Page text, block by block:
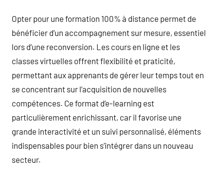
Opter pour une formation 100% à distance permet de
bénéficier d’un accompagnement sur mesure, essentiel
lors d’une reconversion. Les cours en ligne et les
classes virtuelles offrent flexibilité et praticité,
permettant aux apprenants de gérer leur temps tout en
se concentrant sur l’acquisition de nouvelles
compétences. Ce format d’e-learning est
particulièrement enrichissant, car il favorise une
grande interactivité et un suivi personnalisé, éléments
indispensables pour bien s’intégrer dans un nouveau
secteur.